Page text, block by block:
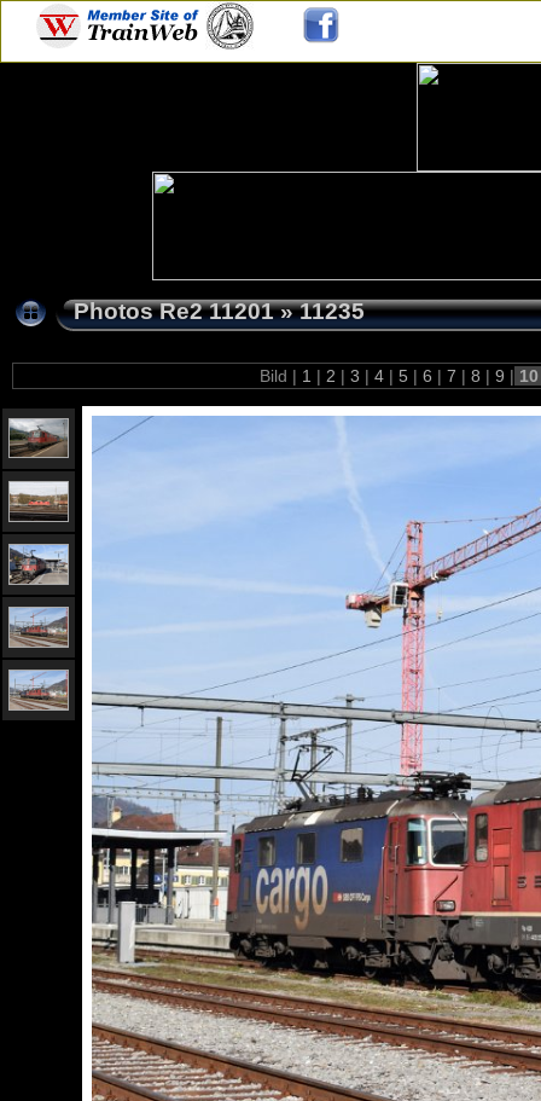
Photos Re2 11201»11235
Bild | 1 | 2 | 3 | 4 | 5 | 6 | 7 | 8 | 9 |